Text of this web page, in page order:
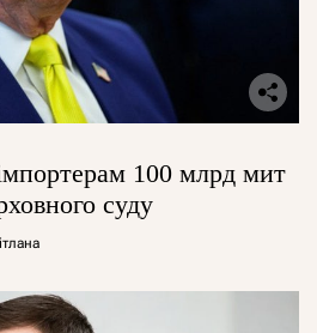
100 млрд мит
суду